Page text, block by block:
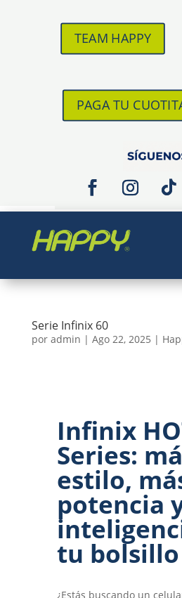
TEAM HAPPY
PAGA TU
Serie Infinix 60
por admin | Ago 22, 2025 |
Infinix
Series:
estilo,
potencia
tu bolsillo
¿Estás buscando un